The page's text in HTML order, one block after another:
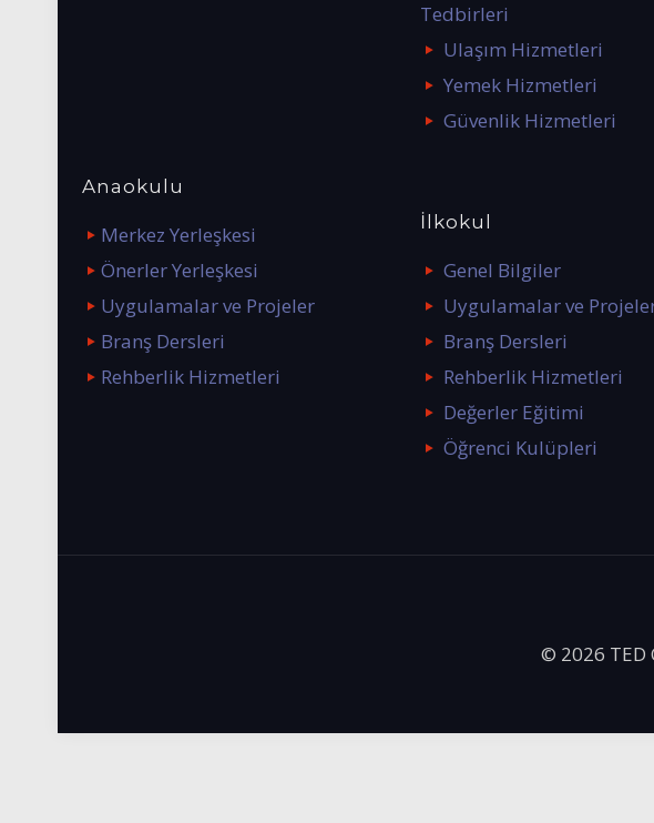
Anaokulu
Merkez Yerleşkesi
Önerler Yerleşkesi
Uygulamalar ve Projeler
Branş Dersleri
Rehberlik Hizmetleri
Tedbirleri
Ulaşım Hizmetleri
Yemek Hizmetleri
Güvenlik Hizmetleri
İlkokul
Genel Bilgiler
Uygulamalar ve
Branş Dersleri
Rehberlik Hizmetleri
Değerler Eğitimi
Öğrenci Kulüpleri
© 2026 TED